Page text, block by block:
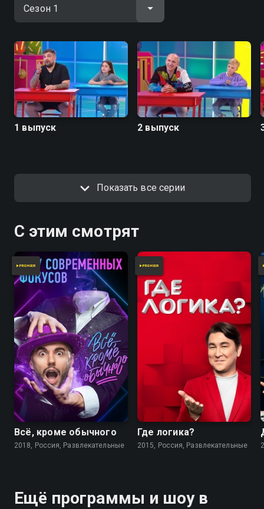
1 выпуск 2 выпуск
Показать все серии
С этим смотрят
Всё, кроме обычного
2018, Россия, Развлекательные
Где логика?
2015, Россия, Развлекательные
Ещё программы и шоу в